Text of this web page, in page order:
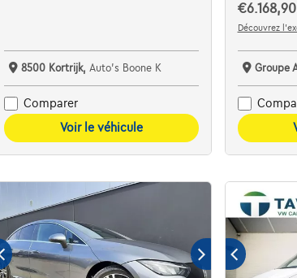
8500 Kortrijk, Auto's Boone K
Comparer
Voir le véhicule
€6.168,90
Découvrez
Groupe